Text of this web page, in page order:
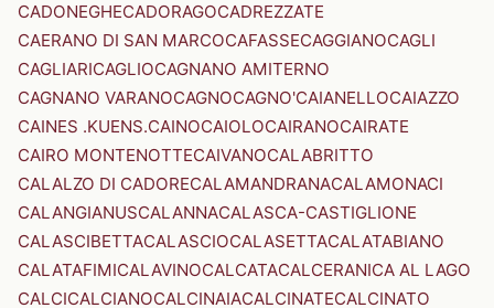
CADONEGHECADORAGOCADREZZATE
CAERANO DI SAN MARCOCAFASSECAGGIANOCAGLI
CAGLIARICAGLIOCAGNANO AMITERNO
CAGNANO VARANOCAGNOCAGNO'CAIANELLOCAIAZZO
CAINES .KUENS.CAINOCAIOLOCAIRANOCAIRATE
CAIRO MONTENOTTECAIVANOCALABRITTO
CALALZO DI CADORECALAMANDRANACALAMONACI
CALANGIANUSCALANNACALASCA-CASTIGLIONE
CALASCIBETTACALASCIOCALASETTACALATABIANO
CALATAFIMICALAVINOCALCATACALCERANICA AL LAGO
CALCICALCIANOCALCINAIACALCINATECALCINATO